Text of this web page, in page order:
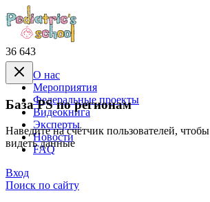
36 643
База PS по регионам
Наведите на счётчик пользователей, чтобы
видеть данные
О нас
Mероприятия
Федеральные проекты
Видеокнига
Эксперты
Новости
FAQ
Вход
Поиск по сайту